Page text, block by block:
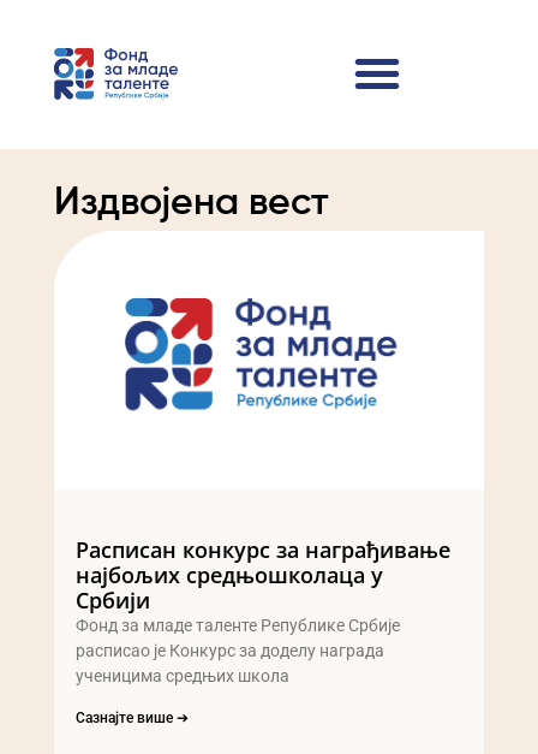
Издвојена вест
Расписан конкурс за награђивање
најбољих средњошколаца у
Србији
Фонд за младе таленте Републике Србије
расписао је Конкурс за доделу награда
ученицима средњих школа
Сазнајте више ➔